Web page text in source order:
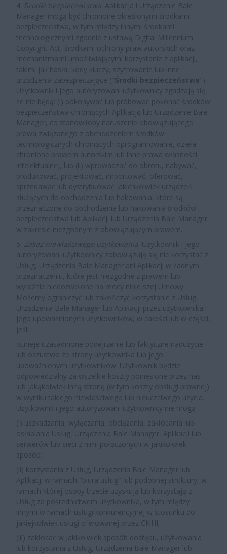
4. Środki bezpieczeństwa . Aplikacja i Urządzenie Bale
Manager mogą być chronione określonymi środkami
bezpieczeństwa, w tym między innymi środkami
technologicznymi zgodnie z ustawą Digital Millennium
Copyright Act, środkami ochrony praw autorskich oraz
mechanizmami umożliwiającymi korzystanie z aplikacji,
takimi jak hasła, kody kluczy, szyfrowanie lub inne
urządzenia zabezpieczające ("Środki bezpieczeństwa ").
Użytkownik i jego autoryzowani użytkownicy zgadzają się,
że nie będą: (i) pokonywać lub próbować pokonać środków
bezpieczeństwa chroniących Aplikację lub Urządzenie Bale
Manager, co stanowiłoby naruszenie obowiązującego
prawa związanego z obchodzeniem środków
technologicznych chroniących oprogramowanie, dzieła
chronione prawem autorskim lub inne prawa własności
intelektualnej, lub (ii) wprowadzać do obrotu, nabywać,
produkować, projektować, importować, oferować,
sprzedawać lub dystrybuować jakichkolwiek urządzeń
służących do obchodzenia lub hakowania, które są
przeznaczone do obchodzenia lub hakowania środków
bezpieczeństwa lub Aplikacji lub Urządzenia Bale Manager
w zakresie niezgodnym z obowiązującym prawem.
5. Zakaz niewłaściwego użytkowania . Użytkownik i jego
autoryzowani użytkownicy zobowiązują się nie korzystać z
Usług, Urządzenia Bale Manager ani Aplikacji w żadnym
przeznaczeniu, które jest niezgodne z prawem lub
wyraźnie niedozwolone na mocy niniejszej Umowy.
Możemy ograniczyć lub zakończyć korzystanie z Usług,
Urządzenia Bale Manager lub Aplikacji przez użytkownika i
jego upoważnionych użytkowników, w całości lub w części,
jeśli
istnieje uzasadnione podejrzenie lub faktyczne nadużycie
lub oszustwo ze strony użytkownika lub jego
upoważnionych użytkowników. Użytkownik będzie
odpowiedzialny za wszelkie koszty poniesione przez nas
lub jakąkolwiek inną stronę (w tym koszty obsługi prawnej)
w wyniku takiego niewłaściwego lub nieuczciwego użycia.
Użytkownik i jego autoryzowani użytkownicy nie mogą
(i) uszkadzania, wyłączania, obciążania, zakłócania lub
osłabiania Usług, Urządzenia Bale Manager, Aplikacji lub
serwerów lub sieci z nimi połączonych w jakikolwiek
sposób;
(ii) korzystania z Usług, Urządzenia Bale Manager lub
Aplikacji w ramach "biura usług" lub podobnej struktury, w
ramach której osoby trzecie uzyskują lub korzystają z
Usług za pośrednictwem użytkownika, w tym między
innymi w ramach usługi konkurencyjnej w stosunku do
jakiejkolwiek usługi oferowanej przez CNHI;
(iii) zakłócać w jakikolwiek sposób dostępu, użytkowania
lub korzystania z Usług, Urządzenia Bale Manager lub